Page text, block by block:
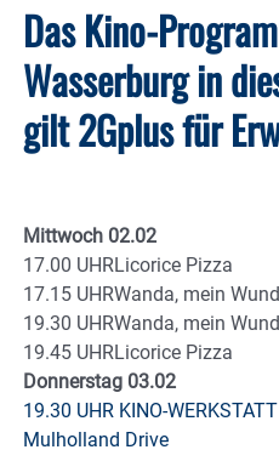
Das Kino-
Wasserburg in
gilt 2Gplus für
Mittwoch 02.02
17.00 UHRLicorice Pizza
17.15 UHRWanda, mein
19.30 UHRWanda, mein
19.45 UHRLicorice Pizza
Donnerstag 03.02
19.30 UHR KINO-WERKSTATT
Mulholland Drive